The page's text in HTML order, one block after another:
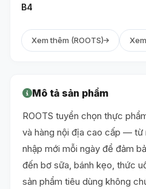
B4
Xem thêm (ROOTS)
Mô tả sản phẩm
ROOTS tuyển chọn thực
và hàng nội địa cao cấp — từ
nhập mới mỗi ngày để đảm
đến bơ sữa, bánh kẹo, thức
sản phẩm tiêu dùng không